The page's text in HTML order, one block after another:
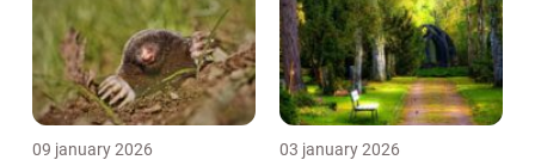
09 january 2026 03 january 2026